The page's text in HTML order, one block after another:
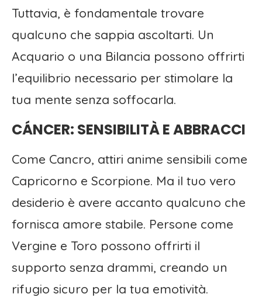
Tuttavia, è fondamentale trovare
qualcuno che sappia ascoltarti. Un
Acquario o una Bilancia possono offrirti
l’equilibrio necessario per stimolare la
tua mente senza soffocarla.
CÁNCER: SENSIBILITÀ E ABBRACCI
Come Cancro, attiri anime sensibili come
Capricorno e Scorpione. Ma il tuo vero
desiderio è avere accanto qualcuno che
fornisca amore stabile. Persone come
Vergine e Toro possono offrirti il
supporto senza drammi, creando un
rifugio sicuro per la tua emotività.